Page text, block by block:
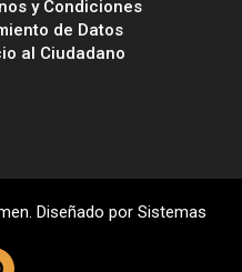
y Condiciones
de Datos
al Ciudadano
Diseñado por Sistemas